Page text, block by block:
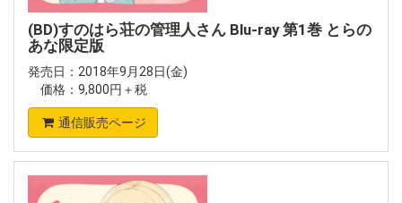
(BD)すのはら荘の管理人さん Blu-ray 第1巻 とらの
あな限定版
発売日：2018年9月28日(金)
価格：9,800円＋税
通信販売ページ